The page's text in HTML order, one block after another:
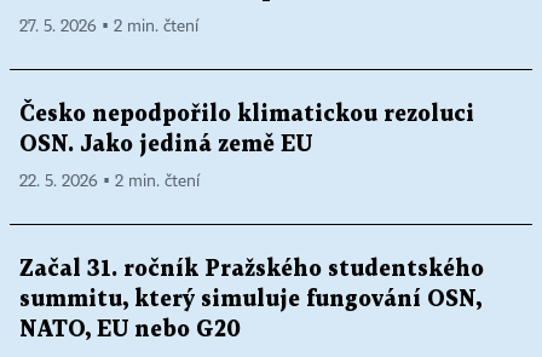
27. 5. 2026 ▪ 2 min. čtení
Česko nepodpořilo klimatickou rezoluci
OSN. Jako jediná země EU
22. 5. 2026 ▪ 2 min. čtení
Začal 31. ročník Pražského studentského
summitu, který simuluje fungování OSN,
NATO, EU nebo G20